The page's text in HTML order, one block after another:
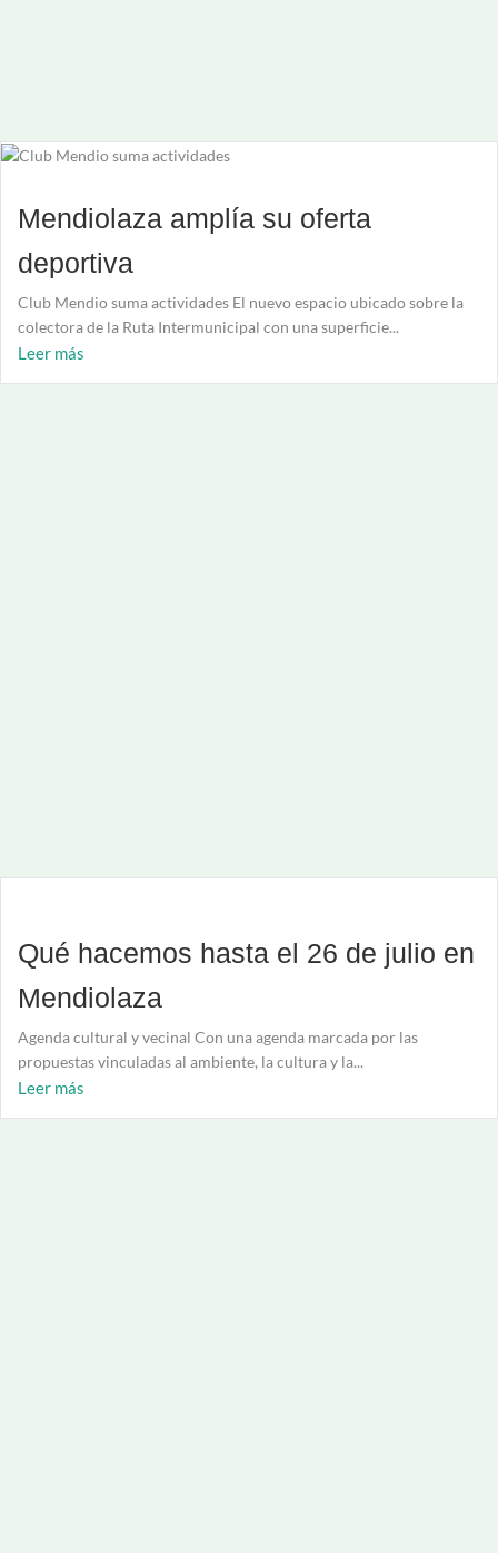
Mendiolaza amplía su oferta
deportiva
Club Mendio suma actividades El nuevo espacio ubicado sobre la
colectora de la Ruta Intermunicipal con una superficie...
Leer más
Qué hacemos hasta el 26 de julio en
Mendiolaza
Agenda cultural y vecinal Con una agenda marcada por las
propuestas vinculadas al ambiente, la cultura y la...
Leer más